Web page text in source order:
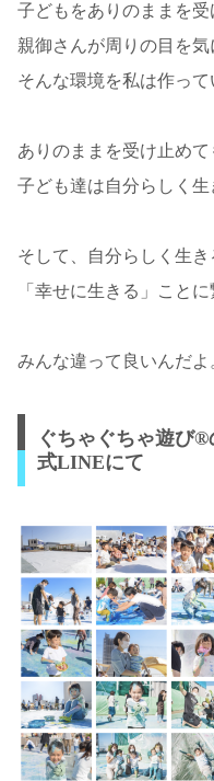
子どもをありのままを受
親御さんが周りの目を
そんな環境を私は作って
ありのままを受け止めて
子ども達は自分らしく生
そして、自分らしく生
「幸せに生きる」こと
みんな違って良いんだよ
ぐちゃぐちゃ遊び
式LINEにて